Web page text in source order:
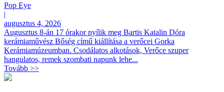
Pop Eye
|
augusztus 4, 2026
Augusztus 8-án 17 órakor nyílik meg Bartis Katalin Dóra
kerámiaművész Bőség című kiállítása a verőcei Gorka
Kerámiamúzeumban. Csodálatos alkotások, Verőce szuper
hangulatos, remek szombati napunk lehe...
Tovább >>